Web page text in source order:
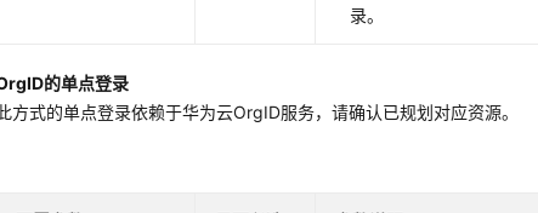
录。
的单点登录
方式的单点登录依赖于华为云OrgID服务，请确认已规划对应资源。